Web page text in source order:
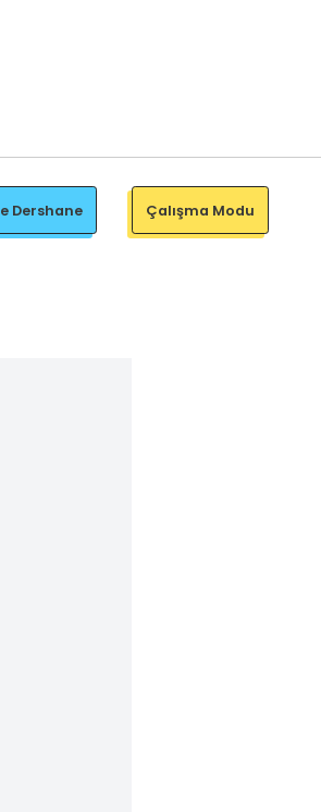
Dershane Çalışma Modu